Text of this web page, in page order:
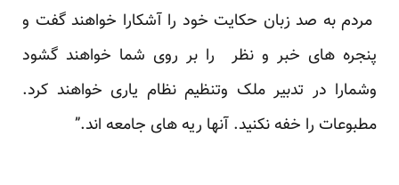
مردم به صد زبان حکایت خود را آشکارا خواهند گفت و
پنجره های خبر و نظر را بر روی شما خواهند گشود
وشمارا در تدبیر ملک وتنظیم نظام یاری خواهند کرد.
مطبوعات را خفه نکنید. آنها ریه های جامعه اند.”